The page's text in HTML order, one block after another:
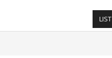
LIST